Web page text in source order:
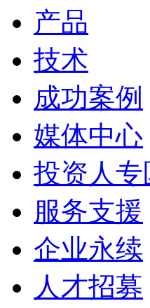
产品
技术
成功案例
媒体中心
投资人专
服务支援
企业永续
人才招募